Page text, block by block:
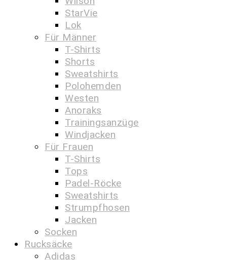
StarVie
Lok
Für Männer
T-Shirts
Shorts
Sweatshirts
Polohemden
Westen
Anoraks
Trainingsanzüge
Windjacken
Für Frauen
T-Shirts
Tops
Padel-Röcke
Sweatshirts
Strumpfhosen
Jacken
Socken
Rucksäcke
Adidas